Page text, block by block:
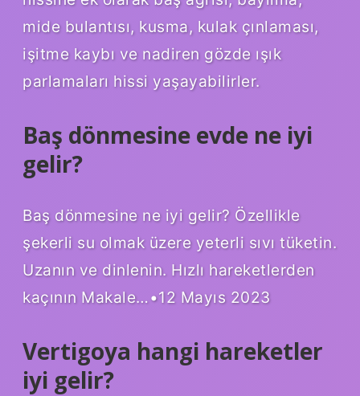
mide bulantısı, kusma, kulak çınlaması,
işitme kaybı ve nadiren gözde ışık
parlamaları hissi yaşayabilirler.
Baş dönmesine evde ne iyi
gelir?
Baş dönmesine ne iyi gelir? Özellikle
şekerli su olmak üzere yeterli sıvı tüketin.
Uzanın ve dinlenin. Hızlı hareketlerden
kaçının Makale…•12 Mayıs 2023
Vertigoya hangi hareketler
iyi gelir?